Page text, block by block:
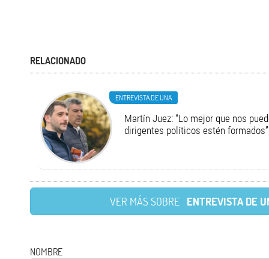
RELACIONADO
ENTREVISTA DE UNA
Martín Juez: “Lo mejor que nos
dirigentes políticos estén formados”
VER MÁS SOBRE ENTREVISTA DE
NOMBRE